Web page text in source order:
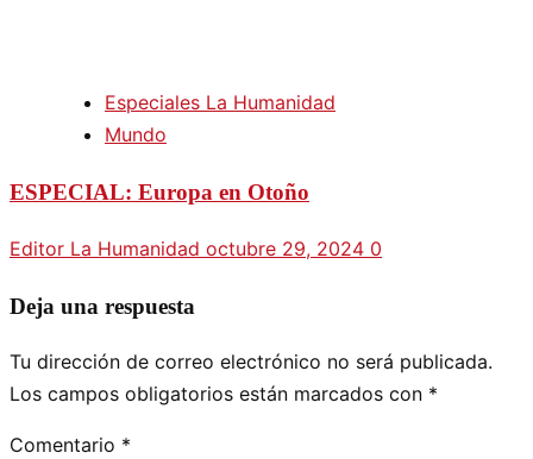
Especiales La Humanidad
Mundo
ESPECIAL: Europa en Otoño
Editor La Humanidad octubre 29, 2024 0
Deja una respuesta
Tu dirección de correo electrónico no será publicada.
Los campos obligatorios están marcados con *
Comentario *